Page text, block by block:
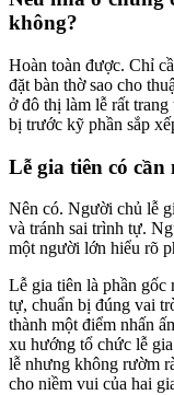
không?
Hoàn toàn được. Chỉ
đặt bàn thờ sao cho
ở đô thị làm lễ rất
bị trước kỹ phần sắp
Lễ gia tiên có
Nên có. Người chủ lễ
và tránh sai trình tự.
một người lớn hiểu rõ
Lễ gia tiên là phần
tự, chuẩn bị đúng vai
thành một điểm nhấn
xu hướng tổ chức lễ
lễ nhưng không rườm
cho niềm vui của hai